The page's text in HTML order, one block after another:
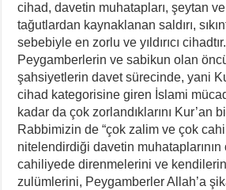
cihad, davetin muhatapları, şeytan
tağutlardan kaynaklanan saldırı,
sebebiyle en zorlu ve yıldırıcı
Peygamberlerin ve sabikun olan
şahsiyetlerin davet sürecinde, yani
cihad kategorisine giren İslami
kadar da çok zorlandıklarını Kur’an
Rabbimizin de “çok zalim ve çok
nitelendirdiği davetin
cahiliyede direnmelerini ve
zulümlerini, Peygamberler Allah’a